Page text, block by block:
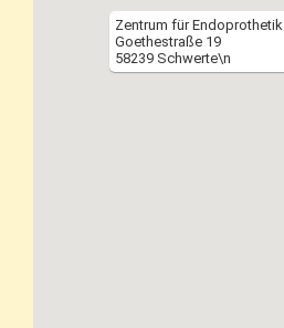
Zentrum für Endoprothetik
Goethestraße 19
58239 Schwerte\n